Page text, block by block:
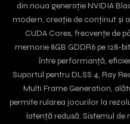
din noua generație NVIDIA
modern, creație de conținut și
CUDA Cores, frecvențe de
memorie 8GB GDDR6 pe 128-
între performanță,
Suportul pentru DLSS 4, Ray
Multi Frame Generation,
permite rularea jocurilor la
latență redusă. Sistemul de